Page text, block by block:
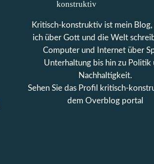
Kritisch-konstruktiv ist mein Blog,
ich über Gott und die Welt
Computer und Internet über
Unterhaltung bis hin zu Politik
Nachhaltigkeit.
Sehen Sie das Profil
kritisch-
dem Overblog portal